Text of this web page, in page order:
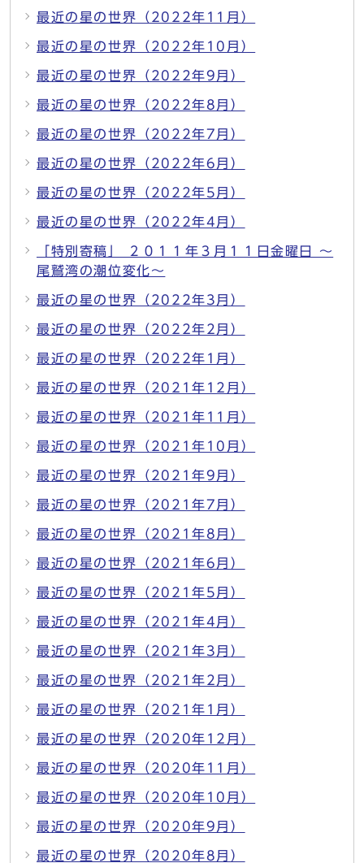
最近の星の世界（2022年11月）
最近の星の世界（2022年10月）
最近の星の世界（2022年9月）
最近の星の世界（2022年8月）
最近の星の世界（2022年7月）
最近の星の世界（2022年6月）
最近の星の世界（2022年5月）
最近の星の世界（2022年4月）
「特別寄稿」 ２０１１年３月１１日金曜日 ～
尾鷲湾の潮位変化～
最近の星の世界（2022年3月）
最近の星の世界（2022年2月）
最近の星の世界（2022年1月）
最近の星の世界（2021年12月）
最近の星の世界（2021年11月）
最近の星の世界（2021年10月）
最近の星の世界（2021年9月）
最近の星の世界（2021年7月）
最近の星の世界（2021年8月）
最近の星の世界（2021年6月）
最近の星の世界（2021年5月）
最近の星の世界（2021年4月）
最近の星の世界（2021年3月）
最近の星の世界（2021年2月）
最近の星の世界（2021年1月）
最近の星の世界（2020年12月）
最近の星の世界（2020年11月）
最近の星の世界（2020年10月）
最近の星の世界（2020年9月）
最近の星の世界（2020年8月）